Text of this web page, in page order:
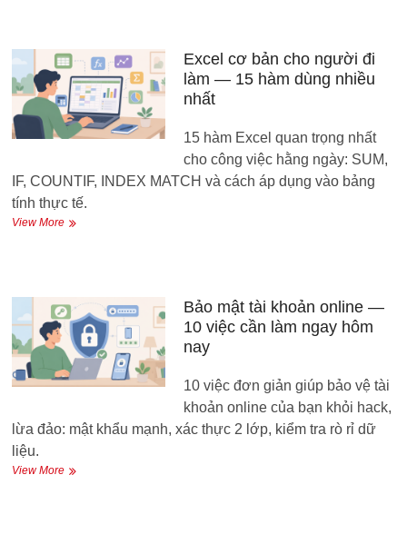
nối
ứng
dụng
tự
động
không
code
Excel cơ bản cho người đi
làm — 15 hàm dùng nhiều
nhất
15 hàm Excel quan trọng nhất
cho công việc hằng ngày: SUM,
IF, COUNTIF, INDEX MATCH và cách áp dụng vào bảng
tính thực tế.
View MoreExcel
đi
làm
—
15
hàm
dùng
Bảo mật tài khoản online —
10 việc cần làm ngay hôm
nay
10 việc đơn giản giúp bảo vệ tài
khoản online của bạn khỏi hack,
lừa đảo: mật khẩu mạnh, xác thực 2 lớp, kiểm tra rò rỉ dữ
liệu.
View MoreBảo